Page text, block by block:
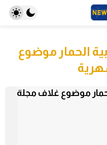
الحمار موضوع